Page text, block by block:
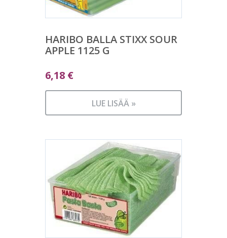
HARIBO BALLA STIXX SOUR
APPLE 1125 G
6,18 €
LUE LISÄÄ »